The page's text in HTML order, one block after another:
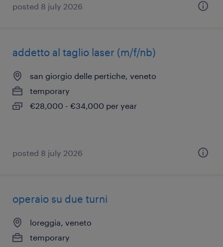
posted 8 july 2026
addetto al taglio laser (m/f/nb)
san giorgio delle pertiche, veneto
temporary
€28,000 - €34,000 per year
posted 8 july 2026
operaio su due turni
loreggia, veneto
temporary